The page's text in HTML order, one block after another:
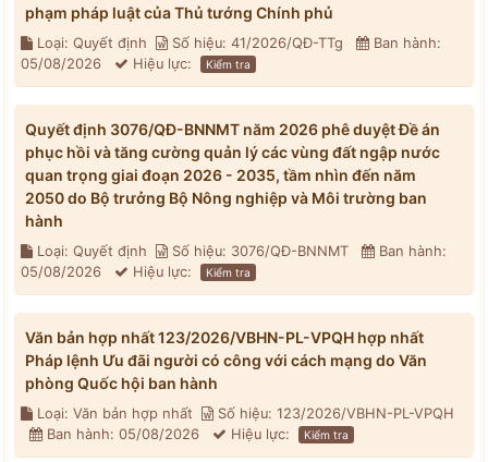
phạm pháp luật của Thủ tướng Chính phủ
Loại: Quyết định Số hiệu: 41/2026/QĐ-TTg
Ban hành:
05/08/2026
Hiệu lực: Kiểm tra
Quyết định 3076/QĐ-BNNMT năm 2026 phê duyệt Đề án
phục hồi và tăng cường quản lý các vùng đất ngập nước
quan trọng giai đoạn 2026 - 2035, tầm nhìn đến năm
2050 do Bộ trưởng Bộ Nông nghiệp và Môi trường ban
hành
Loại: Quyết định Số hiệu: 3076/QĐ-BNNMT
Ban hành:
05/08/2026
Hiệu lực: Kiểm tra
Văn bản hợp nhất 123/2026/VBHN-PL-VPQH hợp nhất
Pháp lệnh Ưu đãi người có công với cách mạng do Văn
phòng Quốc hội ban hành
Loại: Văn bản hợp nhất
Số hiệu: 123/2026/VBHN-PL-VPQH
Ban hành: 05/08/2026
Hiệu lực: Kiểm tra